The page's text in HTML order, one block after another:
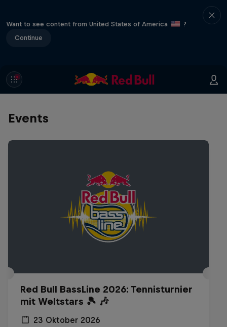
Want to see content from United States of America
?
Continue
Events
Red Bull BassLine 2026: Tennisturnier
mit Weltstars 🎾 🎶
23 Oktober 2026